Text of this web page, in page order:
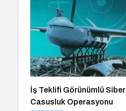
İş Teklifi Görünümlü Siber
Casusluk Operasyonu